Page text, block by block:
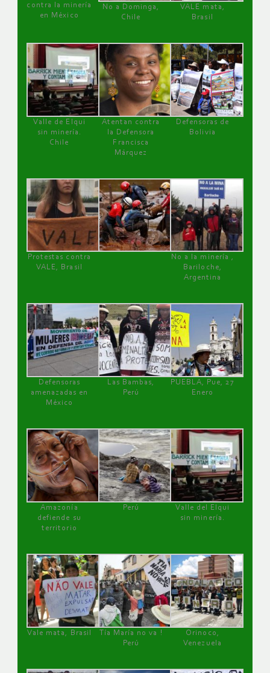
contra la minería
en México
No a Dominga,
Chile
VALE mata,
Brasil
Valle de Elqui
sin minería.
Chile
Atentan contra
la Defensora
Francisca
Márquez
Defensoras de
Bolivia
Protestas contra
VALE, Brasil
No a la minería ,
Bariloche,
Argentina
Defensoras
amenazadas en
México
Las Bambas,
Perú
PUEBLA, Pue, 27
Enero
Amazonía
defiende su
territorio
Perú
Valle del Elqui
sin minería.
Vale mata, Brasil
Tía María no va !
Perú
Orinoco,
Venezuela